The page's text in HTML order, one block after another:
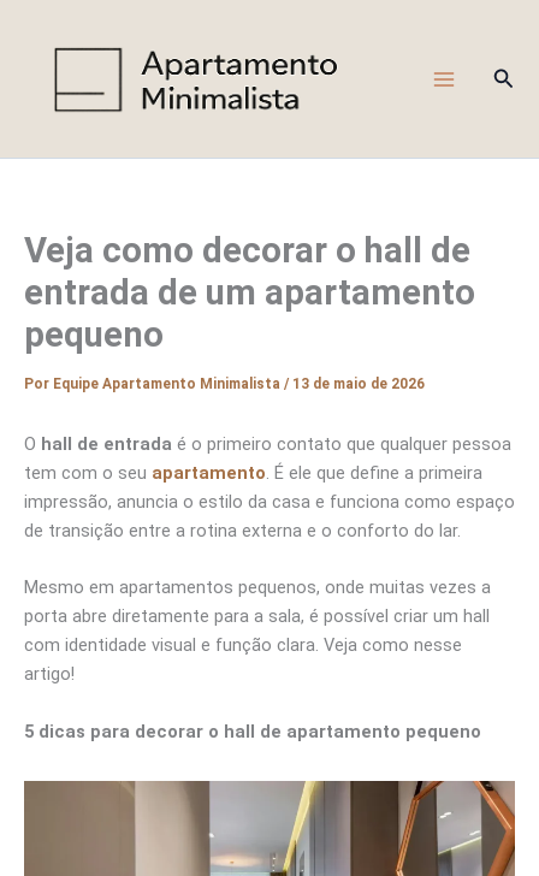
conteúdo
Veja como decorar o hall de
entrada de um apartamento
pequeno
Por Equipe Apartamento Minimalista / 13 de maio de 2026
O hall de entrada é o primeiro contato que qualquer pessoa
tem com o seu apartamento. É ele que define a primeira
impressão, anuncia o estilo da casa e funciona como espaço
de transição entre a rotina externa e o conforto do lar.
Mesmo em apartamentos pequenos, onde muitas vezes a
porta abre diretamente para a sala, é possível criar um hall
com identidade visual e função clara. Veja como nesse
artigo!
5 dicas para decorar o hall de apartamento pequeno